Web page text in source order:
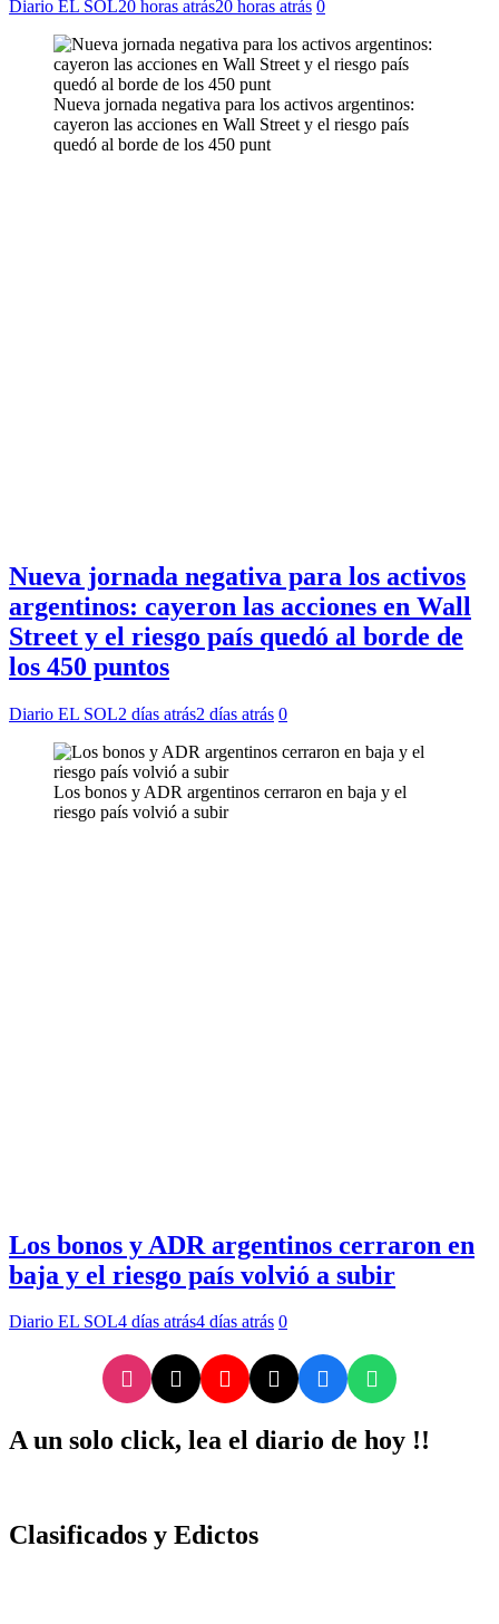
Diario EL SOL20 horas atrás20 horas atrás 0
Nueva jornada negativa para los activos argentinos:
cayeron las acciones en Wall Street y el riesgo país
quedó al borde de los 450 punt
Nueva jornada negativa para los activos
argentinos: cayeron las acciones en Wall
Street y el riesgo país quedó al borde de
los 450 puntos
Diario EL SOL2 días atrás2 días atrás 0
Los bonos y ADR argentinos cerraron en baja y el
riesgo país volvió a subir
Los bonos y ADR argentinos cerraron en
baja y el riesgo país volvió a subir
Diario EL SOL4 días atrás4 días atrás 0
A un solo click, lea el diario de hoy !!
Clasificados y Edictos